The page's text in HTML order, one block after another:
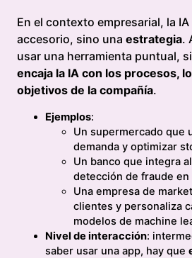
En el contexto empresarial, la
accesorio, sino una estrategia.
usar una herramienta puntual,
encaja la IA con los procesos,
objetivos de la compañía.
Ejemplos:
Un supermercado que
demanda y optimizar
Un banco que integra
detección de fraude en
Una empresa de
clientes y personaliza
modelos de machine
Nivel de interacción:
saber usar una app, hay que